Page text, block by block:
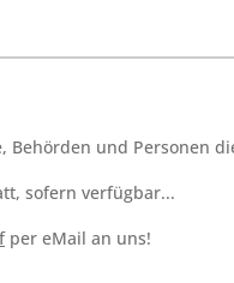
und Personen
sofern verfügbar...
per eMail an uns!